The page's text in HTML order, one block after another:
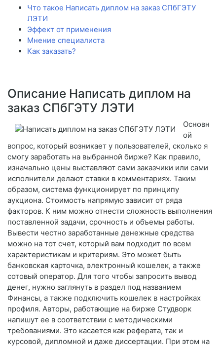
Что такое Написать диплом на заказ СПбГЭТУ
ЛЭТИ
Эффект от применения
Мнение специалиста
Как заказать?
Описание Написать диплом на
заказ СПбГЭТУ ЛЭТИ
Основн
ой
вопрос, который возникает у пользователей, сколько я
смогу заработать на выбранной бирже? Как правило,
изначально цены выставляют сами заказчики или сами
исполнители делают ставки в комментариях. Таким
образом, система функционирует по принципу
аукциона. Стоимость напрямую зависит от ряда
факторов. К ним можно отнести сложность выполнения
поставленной задачи, срочность и объемы работы.
Вывести честно заработанные денежные средства
можно на тот счет, который вам подходит по всем
характеристикам и критериям. Это может быть
банковская карточка, электронный кошелек, а также
сотовый оператор. Для того чтобы запросить вывод
денег, нужно заглянуть в раздел под названием
Финансы, а также подключить кошелек в настройках
профиля. Авторы, работающие на бирже Студворк
напишут ее в соответствии с методическими
требованиями. Это касается как реферата, так и
курсовой, дипломной и даже диссертации. При этом на